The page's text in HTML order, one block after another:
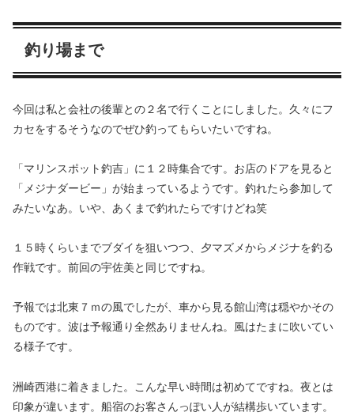
釣り場まで
今回は私と会社の後輩との２名で行くことにしました。久々にフ
カセをするそうなのでぜひ釣ってもらいたいですね。
「マリンスポット釣吉」に１２時集合です。お店のドアを見ると
「メジナダービー」が始まっているようです。釣れたら参加して
みたいなあ。いや、あくまで釣れたらですけどね笑
１５時くらいまでブダイを狙いつつ、夕マズメからメジナを釣る
作戦です。前回の宇佐美と同じですね。
予報では北東７ｍの風でしたが、車から見る館山湾は穏やかその
ものです。波は予報通り全然ありませんね。風はたまに吹いてい
る様子です。
洲崎西港に着きました。こんな早い時間は初めてですね。夜とは
印象が違います。船宿のお客さんっぽい人が結構歩いています。